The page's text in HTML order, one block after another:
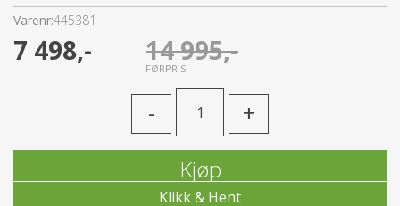
Varenr:445381
7 498,- 14 995,-
FØRPRIS
- +
Kjøp